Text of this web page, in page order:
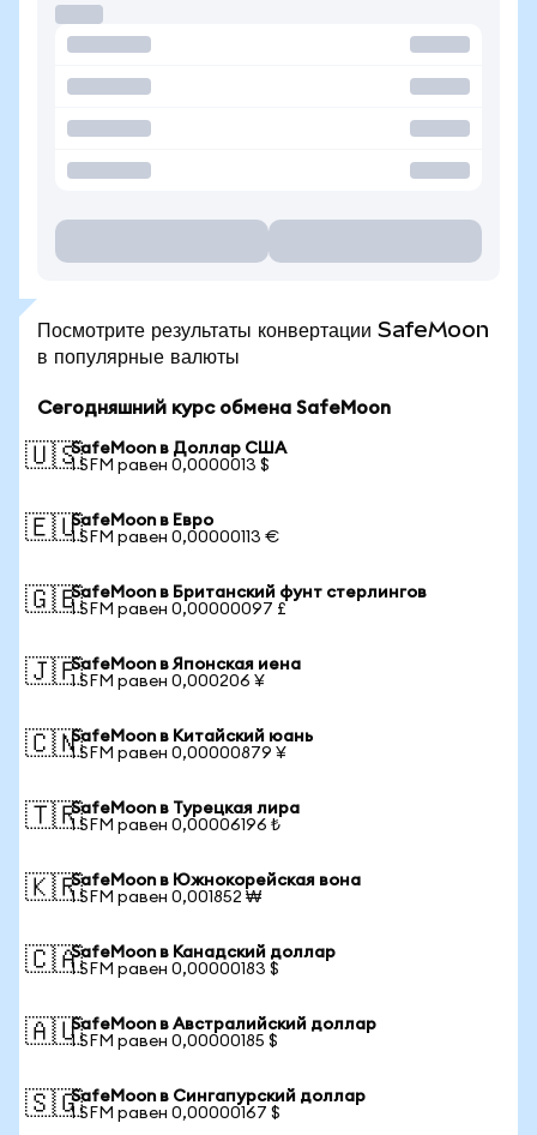
Посмотрите результаты конвертации SafeMoon
в популярные валюты
Сегодняшний курс обмена SafeMoon
🇺🇸SafeMoon в Доллар США
1 SFM равен 0,0000013 $
🇪🇺SafeMoon в Евро
1 SFM равен 0,00000113 €
🇬🇧SafeMoon в Британский фунт стерлингов
1 SFM равен 0,00000097 £
🇯🇵SafeMoon в Японская иена
1 SFM равен 0,000206 ¥
🇨🇳SafeMoon в Китайский юань
1 SFM равен 0,00000879 ¥
🇹🇷SafeMoon в Турецкая лира
1 SFM равен 0,00006196 ₺
🇰🇷SafeMoon в Южнокорейская вона
1 SFM равен 0,001852 ₩
🇨🇦SafeMoon в Канадский доллар
1 SFM равен 0,00000183 $
🇦🇺SafeMoon в Австралийский доллар
1 SFM равен 0,00000185 $
🇸🇬SafeMoon в Сингапурский доллар
1 SFM равен 0,00000167 $